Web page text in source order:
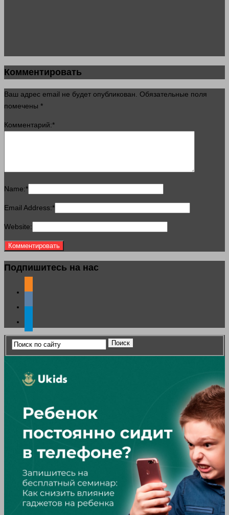
Комментировать
Ваш адрес email не будет опубликован. Обязательные поля
помечены *
Комментарий:*
Name:*
Email Address:*
Website:
Подпишитесь на нас